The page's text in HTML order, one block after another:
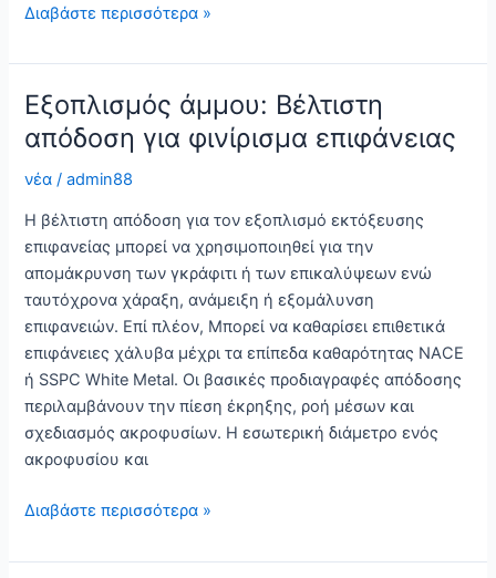
Μάνικα
Ανθεκτικός
εξοπλισμός
για
αποτελεσματική
λειαντική
Διαβάστε περισσότερα »
Εξοπλισμός άμμου: Βέλτιστη
απόδοση για φινίρισμα επιφάνειας
νέα /admin88
Η βέλτιστη απόδοση για τον εξοπλισμό εκτόξευσης
επιφανείας μπορεί να χρησιμοποιηθεί για την
απομάκρυνση των γκράφιτι ή των επικαλύψεων ενώ
ταυτόχρονα χάραξη, ανάμειξη ή εξομάλυνση
επιφανειών. Επί πλέον, Μπορεί να καθαρίσει επιθετικά
επιφάνειες χάλυβα μέχρι τα επίπεδα καθαρότητας NACE
ή SSPC White Metal. Οι βασικές προδιαγραφές απόδοσης
περιλαμβάνουν την πίεση έκρηξης, ροή μέσων και
σχεδιασμός ακροφυσίων. Η εσωτερική διάμετρο ενός
ακροφυσίου και
Εξοπλισμός
Βέλτιστη
Διαβάστε περισσότερα »